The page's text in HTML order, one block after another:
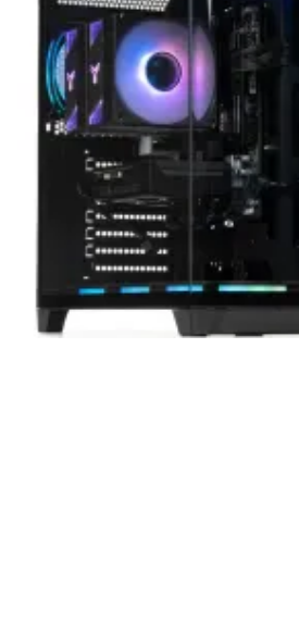
нашей продукции. Мы
приобретенная вами техника
вам долгие годы при
эксплуатации и хранения.
Artline комп'ютери